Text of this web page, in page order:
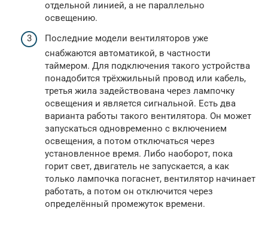
отдельной линией, а не параллельно
освещению.
Последние модели вентиляторов уже
снабжаются автоматикой, в частности
таймером. Для подключения такого устройства
понадобится трёхжильный провод или кабель,
третья жила задействована через лампочку
освещения и является сигнальной. Есть два
варианта работы такого вентилятора. Он может
запускаться одновременно с включением
освещения, а потом отключаться через
установленное время. Либо наоборот, пока
горит свет, двигатель не запускается, а как
только лампочка погаснет, вентилятор начинает
работать, а потом он отключится через
определённый промежуток времени.